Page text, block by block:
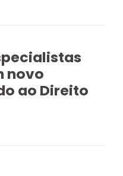
novo
ao Direito